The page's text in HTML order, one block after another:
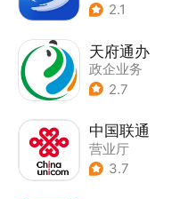
2.1
天府通办
政企业务
2.7
中国联通
营业厅
3.7